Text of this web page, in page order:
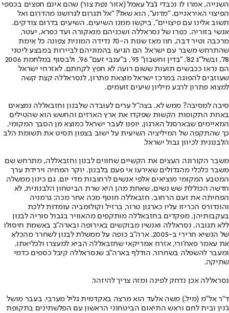
השנייה, אמרו לו נכבדי ג'בל עאמל (אזור נפת צור) שהם אינם חפצים בכספי
הפיצוי האיראניים. "מדוע", הוא שאל? "אל תגרום לגרושנו מהדרום ואל
תשוב אלינו עם פיצויים", ביקשו ממנו השיעים. השיעים בדרום צודקים.
אנשי בזוריה, כפרו של נסראללה ושכניהם מנאקורה ועד כפרא, יעטר,
מרכבה וטיר דבה, חוו מאז שנות ה-70 נדידה המונית צפונה כל אימת
שהתרחש משבר עם ישראל. הם הגיעו בהמוניהם לביירות במבצע ליטני
78', ובשל"ג 82', "בדין וחשבון" 93', ב"ענבי זעם" 96', ולבסוף במלחמת 2006
הם נראו ככבשים תועות ששום רועה לא חפץ לקחתם. לאזרחי ישראל
שעוזבים להפוגה במרכז ישראל מוצאת פתרון, לנסראללה קצת קשה
למצוא פתרון לרבע מיליון שיעים זועמים.
סיבה למסיבה? ממש לא. בצה"ל ערים לעובדה שלבנון וחזבאללה נמצאים
באחת התקופות הקשות שפקדו את ארץ הארזים והחשש הוא שהטילים
המאיימים שבארסנל הארגון, יופנו לעבר ישראל כמוצא מן הסבך המקומי,
כך שהתקפה של המיליציה השיעית על ישוב בצפון תסיט את תשומת הלב
הלבנונית לכיוון גבול ישראל.
משבר הקורונה העצים את הקשיים שחווים לבנון וחזבאללה, מתרחש שם
משבר כלכלי מהגדולים שאירעו אי פעם בלבנון. יוקר המחיה וירידת ערך
המטבע המקומי מוציאים אלפי אנשים לרחובות מדי יום. גם כינון ממשלה
חדשה הכוללת שש נשים, שאחת מהן היא שרת הביטחון הלבנונית, לא
הפחיתה את זעם הרחוב. חזבאללה חוטף מכה אחר מכה: גרמניה
והונדורס הכריזו עליו כארגון טרור, ברזיל וקולומביה עומדות ללכת
בעקבותיהן, מפקדים בחזבאללה מותקפים מהאוויר בגבול סוריה לבנון
ללא תגובה. נסראללה ואנשיו מבוקשים באירופה ובארה"ב באשמת חיסולו
של הנשיא חרירי ב-2005. ארה"ב כופה על ממשלת לבנון לשחרר מהכלא
את עאמר פאח'ורי, אזרח אמריקאי שחזבאללה הביא למעצרו ולכליאתו,
ומעבר להשפלה בשחרור, הודלף בארה"ב שנסראללה קיבל כספים כדמי
שתיקה.
נסראללה אכן נדחק לפינה ומזה צריך להיזהר.
ד"ר אל"מ (מיל.) משה אלעד הוא מרצה באקדמית גליל מערבי. בעבר מושל
ג'נין ובית לחם וראש התיאום הביטחוני הראשון עם הפלשתינים בתקופת